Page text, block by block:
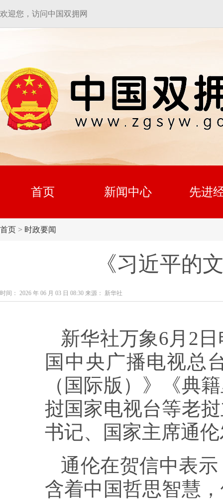
欢迎您，访问中国双拥网
首页 新闻中心 先进
首页 > 时政要闻
《习近平的
时间： 2026 年 06 月 03 日 08:30 来源： 新华社
新华社万象6月2
国中央广播电视总
（国际版）》《典
挝国家电视台等老
书记、国家主席通
通伦在贺信中表
含着中国哲思智慧